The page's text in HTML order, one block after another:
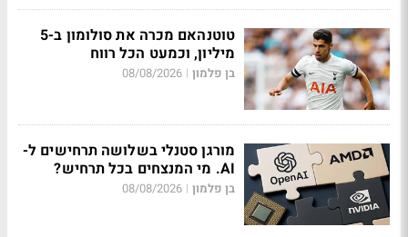
טוטנהאם מכרה את סולומון ב-5
מיליון, וכמעט הכל רווח
בן פלמון |
08/08/2026
מורגן סטנלי בשלושה תרחישים ל-
AI. מי המנצחים בכל תרחיש?
בן פלמון |
08/08/2026